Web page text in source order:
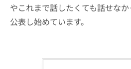
やこれまで話したくても話せな
公表し始めています。